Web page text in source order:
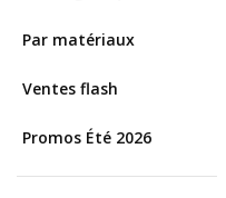
Par matériaux
Ventes flash
Promos Été 2026